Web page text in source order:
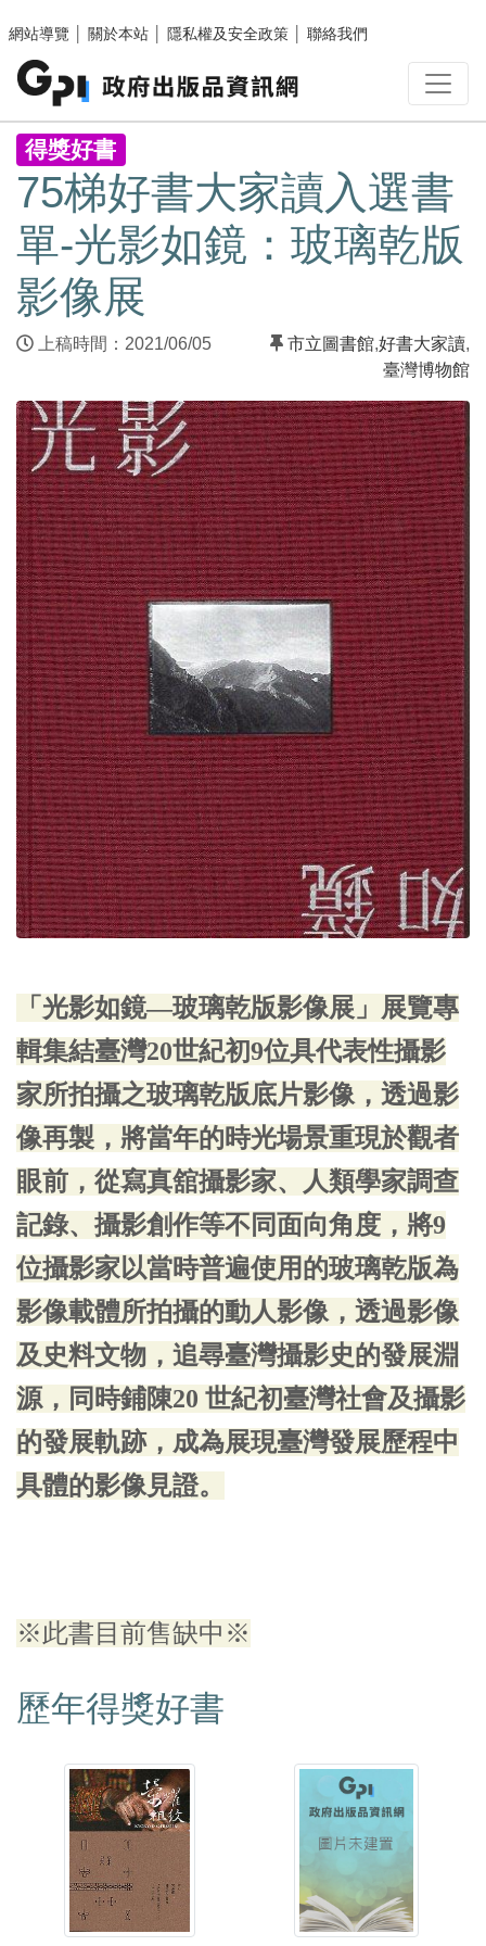
網站導覽
關於本站 隱私權及安全政策 聯絡我們
:::
得獎好書
75梯好書大家讀入選書
單-光影如鏡：玻璃乾版
影像展
上稿時間：2021/06/05 市立圖書館,好書大家讀,
臺灣博物館
「光影如鏡—玻璃乾版影像展」展覽專
輯集結臺灣20世紀初9位具代表性攝影
家所拍攝之玻璃乾版底片影像，透過影
像再製，將當年的時光場景重現於觀者
眼前，從寫真舘攝影家、人類學家調查
記錄、攝影創作等不同面向角度，將9
位攝影家以當時普遍使用的玻璃乾版為
影像載體所拍攝的動人影像，透過影像
及史料文物，追尋臺灣攝影史的發展淵
源，同時鋪陳20 世紀初臺灣社會及攝影
的發展軌跡，成為展現臺灣發展歷程中
具體的影像見證。
※此書目前售缺中※
歷年得獎好書